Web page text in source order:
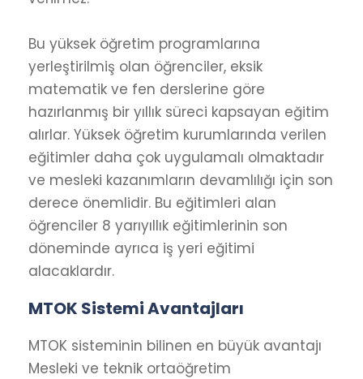
Bu yüksek öğretim programlarına
yerleştirilmiş olan öğrenciler, eksik
matematik ve fen derslerine göre
hazırlanmış bir yıllık süreci kapsayan eğitim
alırlar. Yüksek öğretim kurumlarında verilen
eğitimler daha çok uygulamalı olmaktadır
ve mesleki kazanımların devamlılığı için son
derece önemlidir. Bu eğitimleri alan
öğrenciler 8 yarıyıllık eğitimlerinin son
döneminde ayrıca iş yeri eğitimi
alacaklardır.
MTOK Sistemi Avantajları
MTOK sisteminin bilinen en büyük avantajı
Mesleki ve teknik ortaöğretim